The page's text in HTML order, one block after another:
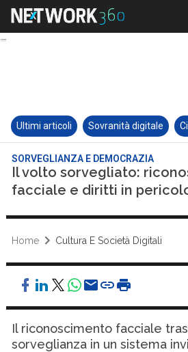
Ultimi articoli Sovranità digitale
SORVEGLIANZA E DEMOCRAZIA
Il volto sorvegliato:
facciale e diritti in
Home Cultura E Società Digitali
Il riconoscimento facciale
sorveglianza in un sistema